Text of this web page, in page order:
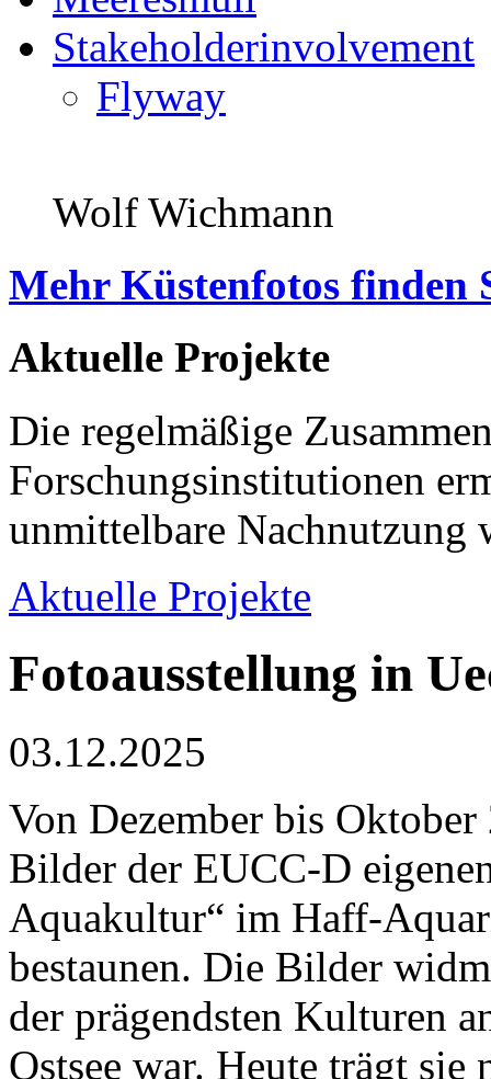
Stakeholderinvolvement
Flyway
Wolf Wichmann
Mehr Küstenfotos finden
Aktuelle Projekte
Die regelmäßige
Forschungsinstitutionen
unmittelbare Nachnutzung
Aktuelle Projekte
Fotoausstellung in
03.12.2025
Von Dezember bis
Bilder der EUCC-D
Aquakultur“ im Haff-
bestaunen. Die Bilder
der prägendsten Kulturen
Ostsee war. Heute trägt